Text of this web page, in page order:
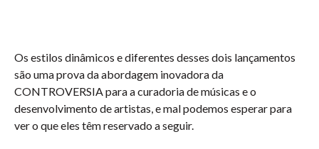
Os estilos dinâmicos e diferentes desses dois lançamentos
são uma prova da abordagem inovadora da
CONTROVERSIA para a curadoria de músicas e o
desenvolvimento de artistas, e mal podemos esperar para
ver o que eles têm reservado a seguir.